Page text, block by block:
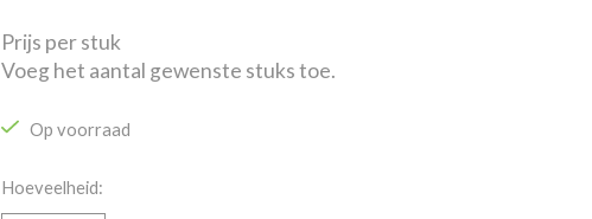
Prijs per stuk
Voeg het aantal gewenste stuks toe.
Op voorraad
Hoeveelheid: